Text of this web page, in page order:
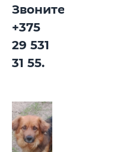
Звоните:
+375
29 531
31 55.